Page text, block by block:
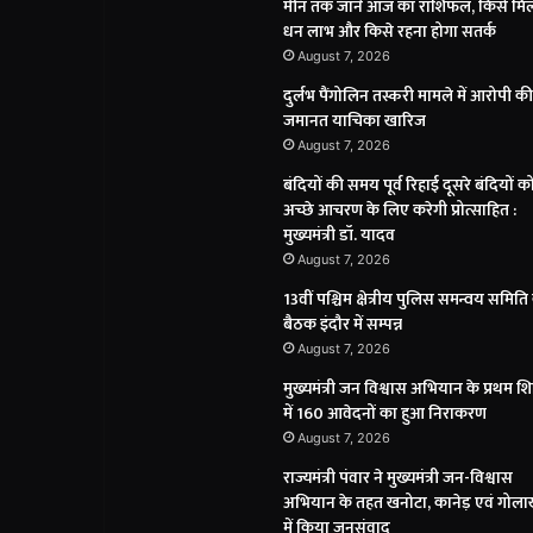
मीन तक जानें आज का राशिफल, किसे
धन लाभ और किसे रहना होगा सतर्क
August 7, 2026
दुर्लभ पैंगोलिन तस्करी मामले में आरोपी की
जमानत याचिका खारिज
August 7, 2026
बंदियों की समय पूर्व रिहाई दूसरे बंदियों
अच्छे आचरण के लिए करेगी प्रोत्साहित :
मुख्यमंत्री डॉ. यादव
August 7, 2026
13वीं पश्चिम क्षेत्रीय पुलिस समन्वय
बैठक इंदौर में सम्पन्न
August 7, 2026
मुख्यमंत्री जन विश्वास अभियान के प्रथम
में 160 आवेदनों का हुआ निराकरण
August 7, 2026
राज्यमंत्री पंवार ने मुख्यमंत्री जन-विश्वास
अभियान के तहत खनोटा, कानेड़ एवं